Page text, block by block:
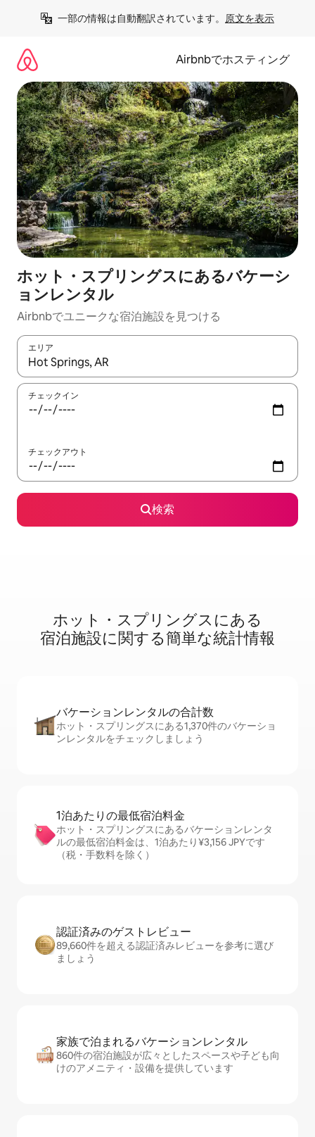
一部の情報は自動翻訳されています。 原文を表示
Airbnbでホスティング
ホット・スプリングスにあるバケーシ
ョンレンタル
Airbnbでユニークな宿泊施設を見つける
エリア
検索結果が表示されたら、上下の矢印キーを使って移動するか
チェックイン
チェックアウト
検索
ホット・スプリングスに⁠あ⁠る
宿⁠泊⁠施⁠設⁠に関⁠す⁠る簡⁠単⁠な統⁠計⁠情⁠報
バケーションレ⁠ン⁠タ⁠ル⁠の合⁠計⁠数
ホット・スプリングスにある1,370件のバケーショ
ンレンタルをチェックしましょう
1泊あたりの最⁠低⁠宿⁠泊⁠料⁠金
ホット・スプリングスにあるバケーションレンタ
ルの最低宿泊料金は、1泊あたり¥3,156 JPYです
（税・手数料を除く）
認証済みのゲ⁠ス⁠ト⁠レ⁠ビ⁠ュ⁠ー
89,660件を超える認証済みレビューを参考に選び
ましょう
家族で泊まれるバ⁠ケ⁠ー⁠シ⁠ョ⁠ンレ⁠ン⁠タ⁠ル
860件の宿泊施設が広々としたスペースや子ども向
けのアメニティ・設備を提供しています